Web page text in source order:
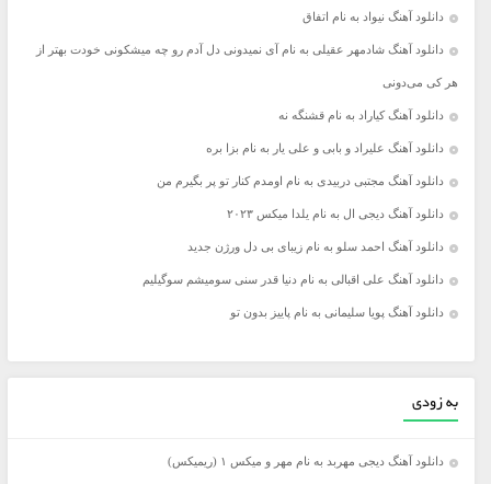
دانلود آهنگ نیواد به نام اتفاق
دانلود آهنگ شادمهر عقیلی به نام آی نمیدونی دل آدم رو چه میشکونی خودت بهتر از
هر کی می‌دونی
دانلود آهنگ کیاراد به نام قشنگه نه
دانلود آهنگ علیراد و بابی و علی یار به نام بزا بره
دانلود آهنگ مجتبی دربیدی به نام اومدم کنار تو پر بگیرم من
دانلود آهنگ دیجی ال به نام یلدا میکس ۲۰۲۳
دانلود آهنگ احمد سلو به نام زیبای بی دل ورژن جدید
دانلود آهنگ علی اقبالی به نام دنیا قدر سنی سومیشم سوگیلیم
دانلود آهنگ پویا سلیمانی به نام پاییز بدون تو
به زودی
دانلود آهنگ دیجی مهربد به نام مهر و میکس ۱ (ریمیکس)